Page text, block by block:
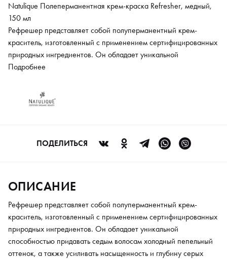
Natulique Полеперманентная крем-краска Refresher, медный,
150 мл
Рефрешер представляет собой полуперманентный крем-
краситель, изготовленный с применением сертифицированных
природных ингредиентов. Он обладает уникальной
способностью придавать седым волосам холодный пепельный
тонов. Благодаря своему действию, он создает эффект
глубокого темно-серого пепельного цвета на светлых волосах,
оранжевые оттенки и помогает скрыть седину.
Подробнее
ПОДЕЛИТЬСЯ
ОПИСАНИЕ
Рефрешер представляет собой полуперманентный крем-
краситель, изготовленный с применением сертифицированных
природных ингредиентов. Он обладает уникальной
способностью придавать седым волосам холодный пепельный
оттенок, а также усиливать насыщенность и глубину серых